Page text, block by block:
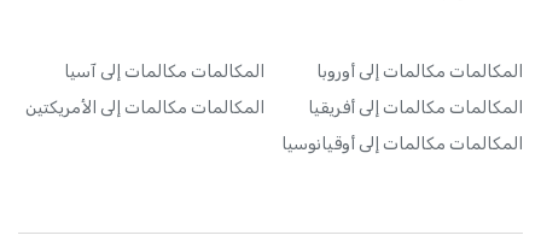
المكالمات مكالمات إلى أوروبا المكالمات مكالمات إلى آسيا
المكالمات مكالمات إلى أفريقيا المكالمات مكالمات إلى الأمريكتين
المكالمات مكالمات إلى أوقيانوسيا